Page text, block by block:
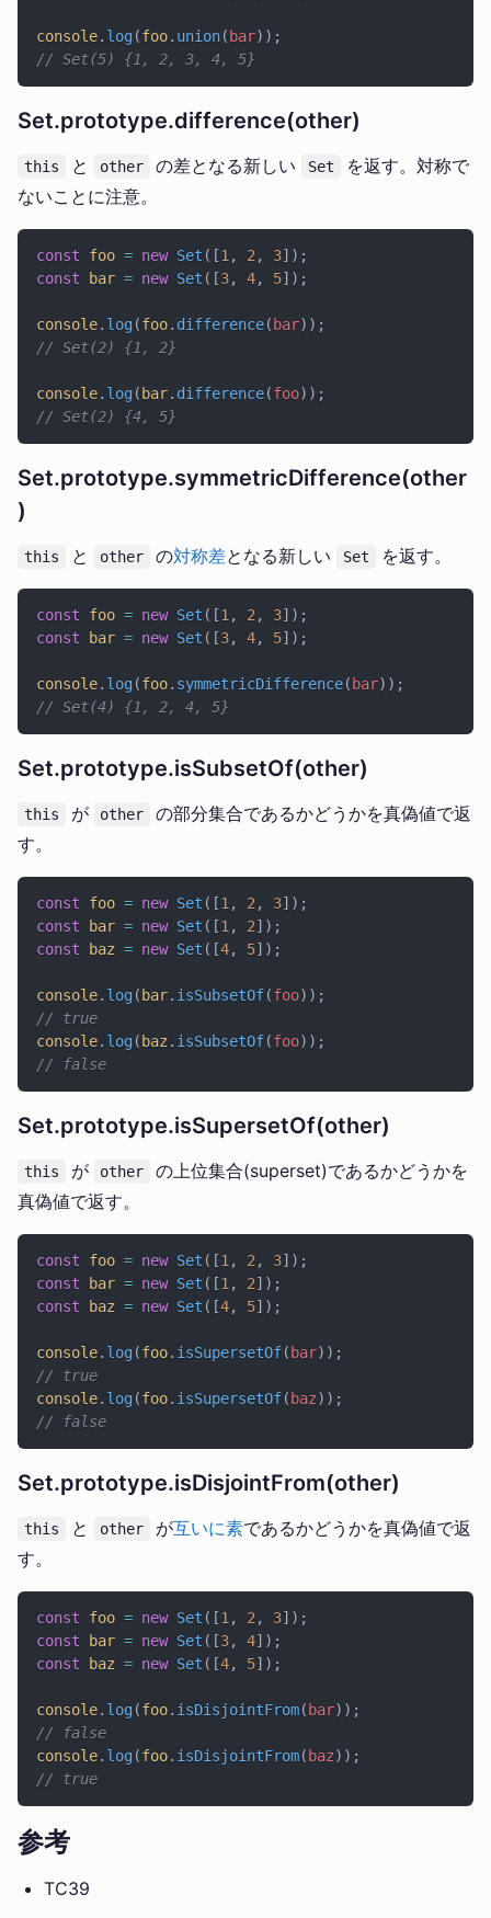
console. log (foo. union( bar));
// Set(5) {1, 2, 3, 4, 5}
Set.prototype.difference(other)
this と other の差となる新しい Set
を返す。対称で
ないことに注意。
const foo = new Set ([1 , 2 , 3]);
const bar = new Set ([3, 4, 5]);
console. log (foo. difference( bar));
// Set(2) {1, 2}
console. log ( bar. difference(foo));
// Set(2) {4, 5}
Set.prototype.symmetricDifference(other
)
this と other の対称差となる新しい Set を返す。
const foo = new Set ([1 , 2 , 3]);
const bar = new Set ([3, 4, 5]);
console. log (foo. symmetricDifference( bar));
// Set(4) {1, 2, 4, 5}
Set.prototype.isSubsetOf(other)
this が other
の部分集合であるかどうかを真偽値で返
す。
const foo = new Set ([1 , 2 , 3]);
const bar = new Set ([1 , 2]);
const baz = new Set ([4, 5]);
console. log ( bar. isSubsetOf(foo));
// true
console. log ( baz . isSubsetOf(foo));
// false
Set.prototype.isSupersetOf(other)
this が other
の上位集合(superset)であるかどうかを
真偽値で返す。
const foo = new Set ([1 , 2 , 3]);
const bar = new Set ([1 , 2]);
const baz = new Set ([4, 5]);
console. log (foo. isSupersetOf( bar));
// true
console. log (foo. isSupersetOf( baz));
// false
Set.prototype.isDisjointFrom(other)
this と other が互いに素であるかどうかを真偽値で返
す。
const foo = new Set ([1 , 2 , 3]);
const bar = new Set ([3, 4]);
const baz = new Set ([4, 5]);
console. log (foo. isDisjointFrom( bar));
// false
console. log (foo. isDisjointFrom( baz));
// true
参考
TC39